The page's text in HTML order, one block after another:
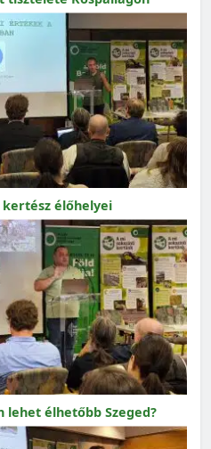
kertész élőhelyei
lehet élhetőbb Szeged?